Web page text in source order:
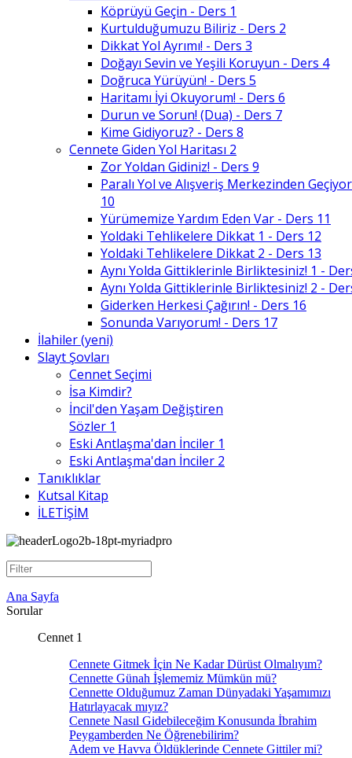
Köprüyü Geçin - Ders 1
Kurtulduğumuzu Biliriz - Ders 2
Dikkat Yol Ayrımı! - Ders 3
Doğayı Sevin ve Yeşili Koruyun - Ders 4
Doğruca Yürüyün! - Ders 5
Haritamı İyi Okuyorum! - Ders 6
Durun ve Sorun! (Dua) - Ders 7
Kime Gidiyoruz? - Ders 8
Cennete Giden Yol Haritası 2
Zor Yoldan Gidiniz! - Ders 9
Paralı Yol ve Alışveriş Merkezinden
10
Yürümemize Yardım Eden Var - Ders 11
Yoldaki Tehlikelere Dikkat 1 - Ders 12
Yoldaki Tehlikelere Dikkat 2 - Ders 13
Aynı Yolda Gittiklerinle Birliktesiniz! 1 -
Aynı Yolda Gittiklerinle Birliktesiniz! 2 -
Giderken Herkesi Çağırın! - Ders 16
Sonunda Varıyorum! - Ders 17
İlahiler (yeni)
Slayt Şovları
Cennet Seçimi
İsa Kimdir?
İncil'den Yaşam Değiştiren
Sözler 1
Eski Antlaşma'dan İnciler 1
Eski Antlaşma'dan İnciler 2
Tanıklıklar
Kutsal Kitap
İLETİŞİM
Ana Sayfa
Sorular
Cennet 1
Cennete Gitmek İçin Ne Kadar Dürüst Olmalıyım?
Cennette Günah İşlememiz Mümkün mü?
Cennette Olduğumuz Zaman Dünyadaki Yaşamımızı
Hatırlayacak mıyız?
Cennete Nasıl Gidebileceğim Konusunda İbrahim
Peygamberden Ne Öğrenebilirim?
Adem ve Havva Öldüklerinde Cennete Gittiler mi?